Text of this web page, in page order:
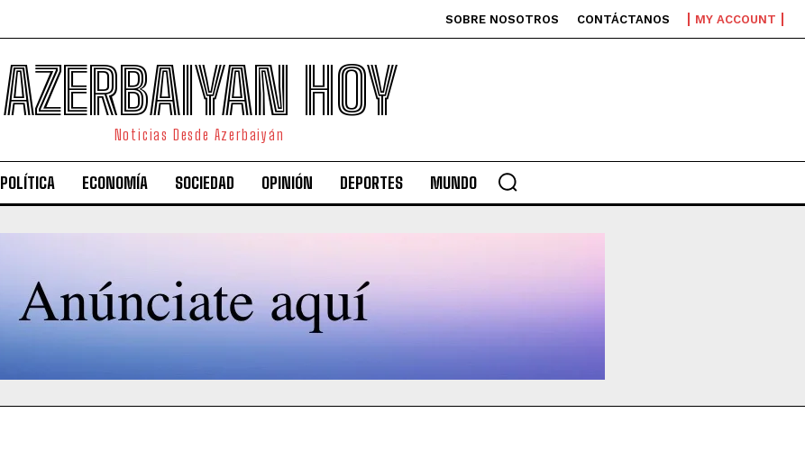
SOBRE NOSOTROS CONTÁCTANOS MY ACCOUNT
AZERBAIYAN HOY
Noticias Desde Azerbaiyán
POLÍTICA ECONOMÍA SOCIEDAD OPINIÓN DEPORTES MUNDO